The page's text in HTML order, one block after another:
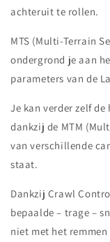
achteruit te rollen.
MTS (Multi-Terrain
ondergrond je aan
parameters van de
Je kan verder zelf
dankzij de MTM
van verschillende
staat.
Dankzij Crawl
bepaalde – trage –
niet met het